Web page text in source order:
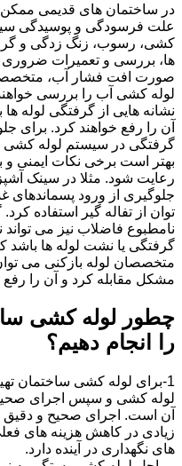
در ساختمان های قدیمی
علت فرسودگی و پوسیدگی
کشی، رسوب، زنگ زدگی و
ها، بررسی و تعمیرات ضروری
صورت افت فشار آب،
لوله کشی آب را بررسی
نشانه هایی از گرفتگی لوله
آن را رفع خواهند کرد. برای
گرفتگی در سیستم لوله کشی
بهتر است برخی نکات ایمنی و
رعایت شود. مثلا در سینک
جلوگیری از ورود پسماندهای
توان از تفاله گیر استفاده
نامطبوع فاضلاب نیز می تواند
گرفتگی یا نشت لوله ها باشد
متخصصان لوله بازکنی می
مشکل مقابله کرد و آن را رفع
چطور لوله کشی
را انجام دهیم؟
1-برای لوله کشی ساختمان
لوله کشی و سپس اجرای
آن است. اجرای صحیح و دقیق
زیادی در کاهش هزینه های
های نگهداری در آینده دارد.